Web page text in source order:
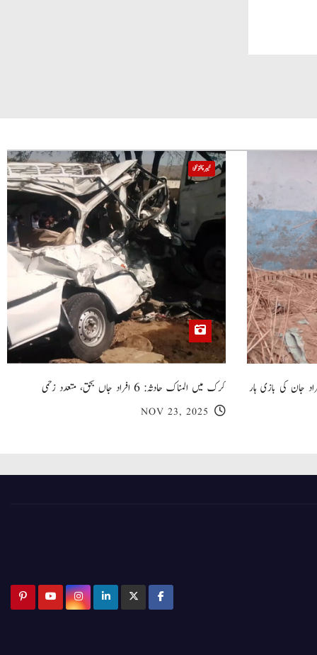
گھر کی چھت گرنے کا سانحہ: 5 افراد جان کی بازی ہار
خیبر پختونخوا
کرک میں المناک حادثہ: 6 افراد جاں بحق، متعدد زخمی
NOV 23, 2025